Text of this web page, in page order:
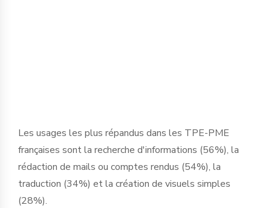
Les usages les plus répandus dans les TPE-PME
françaises sont la recherche d'informations (56%), la
rédaction de mails ou comptes rendus (54%), la
traduction (34%) et la création de visuels simples
(28%).